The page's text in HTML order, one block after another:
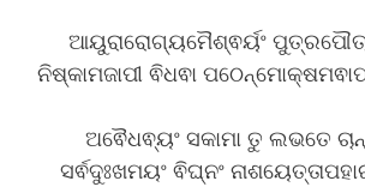
ଆୟୁରାରୋଗ୍ୟମୈଶ୍ଵର୍ୟଂ
ନିଷ୍କାମଜାପୀ ଵିଧଵା
ଅଵୈଧଵ୍ୟଂ ସକାମା ତୁ ଲଭତେ
ସର୍ଵଦୁଃଖମୟଂ ଵିଘ୍ନଂ